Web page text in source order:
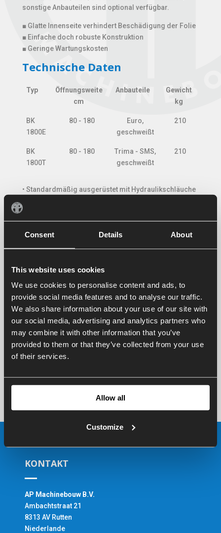
Consent Details About
This website uses cookies
We use cookies to personalise content and ads, to
provide social media features and to analyse our traffic.
We also share information about your use of our site with
our social media, advertising and analytics partners who
may combine it with other information that you’ve
provided to them or that they’ve collected from your use
of their services.
Allow all
Customize
sonstige Anbauteilen sind optional verfügbar.
■ Glatte Innenseite verhindert Beschädigung der Folie
■ Einfache doch robuste Konstruktion
■ Geringe Wartungskosten
Technische Daten
Typ
Öffnungsweite
cm
Anbauteile
Gewicht
kg
Typ
Öffnungsweite
Anbauteile
Gewicht
BK
1800E
80 - 180
Euro,
geschweißt
210
BK
1800T
80 - 180
Trima - SMS,
geschweißt
210
• Standardmäßig ausgerüstet mit Hydraulikschläuche
• Hydraulikdruck : max. 200 bar
Zubehör
■ Alle gängigen Anbauteilen (Typ BK1800)
Contact us
Prospekte
Bilder
AP Ballenzange
KONTAKT
AP Machinebouw B.V.
Ambachtstraat 21
8313 AV Rutten
Niederlande